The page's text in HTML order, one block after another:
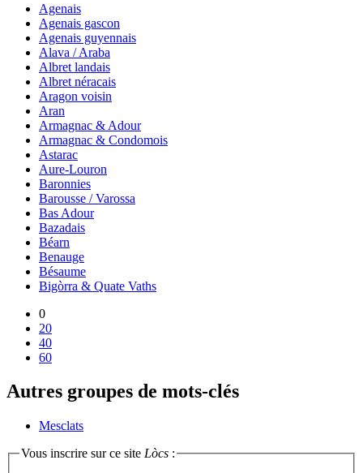
Agenais
Agenais gascon
Agenais guyennais
Alava / Araba
Albret landais
Albret néracais
Aragon voisin
Aran
Armagnac & Adour
Armagnac & Condomois
Astarac
Aure-Louron
Baronnies
Barousse / Varossa
Bas Adour
Bazadais
Béarn
Benauge
Bésaume
Bigòrra & Quate Vaths
0
20
40
60
Autres groupes de mots-clés
Mesclats
Vous inscrire sur ce site Lòcs :